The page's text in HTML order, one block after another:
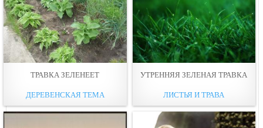
ТРАВКА ЗЕЛЕНЕЕТ
ДЕРЕВЕНСКАЯ ТЕМА
УТРЕННЯЯ ЗЕЛЕНАЯ ТРАВКА
ЛИСТЬЯ И ТРАВА